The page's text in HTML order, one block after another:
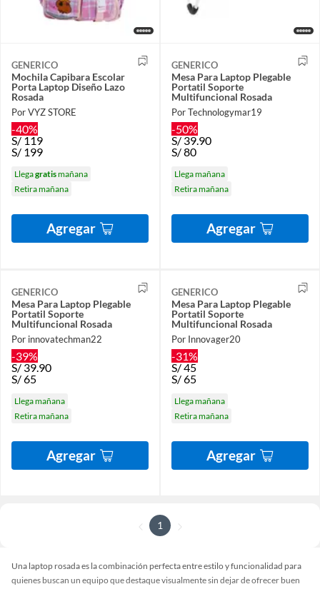
GENERICO
Mochila Capibara Escolar
Porta Laptop Diseño Lazo
Rosada
Por VYZ STORE
-40%
S/119
S/ 199
Llegagratismañana
Retira mañana
Agregar
GENERICO
Mesa Para Laptop Plegable
Portatil Soporte
Multifuncional Rosada
Por Technologymar19
-50%
S/39.90
S/80
Llega mañana
Retira mañana
Agregar
GENERICO
Mesa Para Laptop Plegable
Portatil Soporte
Multifuncional Rosada
Por innovatechman22
-39%
S/39.90
S/65
Llega mañana
Retira mañana
Agregar
GENERICO
Mesa Para Laptop Plegable
Portatil Soporte
Multifuncional Rosada
Por Innovager20
-31%
S/45
S/65
Llega mañana
Retira mañana
Agregar
1
Una laptop rosada es la combinación perfecta entre estilo y funcionalidad para
quienes buscan un equipo que destaque visualmente sin dejar de ofrecer buen